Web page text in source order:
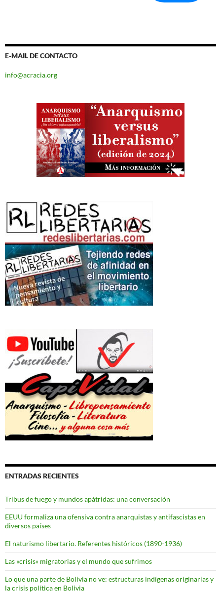
E-MAIL DE CONTACTO
info@acracia.org
ENTRADAS RECIENTES
Tribus de fuego y mundos apátridas: una conversación
EEUU formaliza una ofensiva contra anarquistas y antifascistas en
diversos países
El naturismo libertario. Referentes históricos (1890-1936)
Las «crisis» migratorias y el mundo que sufrimos
Lo que una parte de Bolivia no ve: estructuras indígenas originarias y
la crisis política en Bolivia